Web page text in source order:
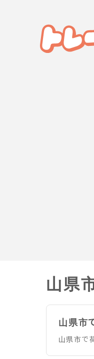
山県
山県市
山県市で